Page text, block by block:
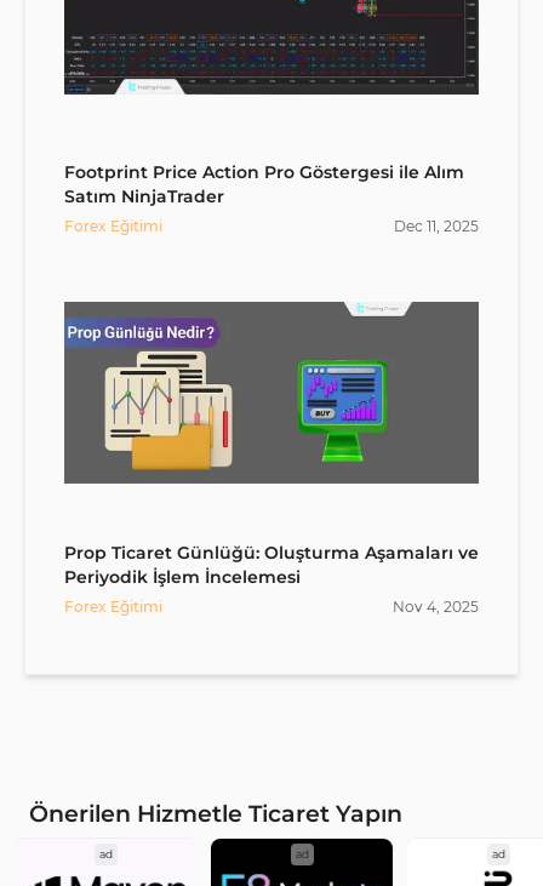
Footprint Price Action Pro Göstergesi ile Alım
Satım NinjaTrader
Forex Eğitimi Dec 11, 2025
Prop Ticaret Günlüğü: Oluşturma Aşamaları ve
Periyodik İşlem İncelemesi
Forex Eğitimi Nov 4, 2025
Önerilen Hizmetle Ticaret Yapın
ad ad ad